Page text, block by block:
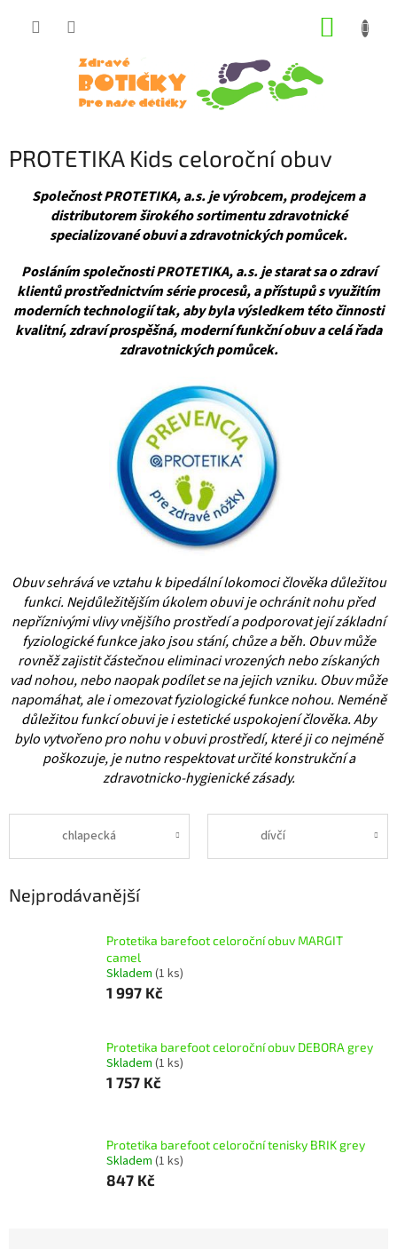
PROTETIKA Kids celoroční obuv
Společnost PROTETIKA, a.s. je výrobcem, prodejcem a
distributorem širokého sortimentu zdravotnické
specializované obuvi a zdravotnických pomůcek.
Posláním společnosti PROTETIKA, a.s. je starat sa o zdraví
klientů prostřednictvím série procesů, a přístupů s využitím
moderních technologií tak, aby byla výsledkem této činnosti
kvalitní, zdraví prospěšná, moderní funkční obuv a celá řada
zdravotnických pomůcek.
Obuv sehrává ve vztahu k bipedální lokomoci člověka důležitou
funkci. Nejdůležitějším úkolem obuvi je ochránit nohu před
nepříznivými vlivy vnějšího prostředí a podporovat její základní
fyziologické funkce jako jsou stání, chůze a běh. Obuv může
rovněž zajistit částečnou eliminaci vrozených nebo získaných
vad nohou, nebo naopak podílet se na jejich vzniku. Obuv může
napomáhat, ale i omezovat fyziologické funkce nohou. Neméně
důležitou funkcí obuvi je i estetické uspokojení člověka. Aby
bylo vytvořeno pro nohu v obuvi prostředí, které ji co nejméně
poškozuje, je nutno respektovat určité konstrukční a
zdravotnicko-hygienické zásady.
chlapecká dívčí
Nejprodávanější
Protetika barefoot celoroční obuv MARGIT
camel
Skladem (1 ks)
1 997 Kč
Protetika barefoot celoroční obuv DEBORA grey
Skladem (1 ks)
1 757 Kč
Protetika barefoot celoroční tenisky BRIK grey
Skladem (1 ks)
847 Kč